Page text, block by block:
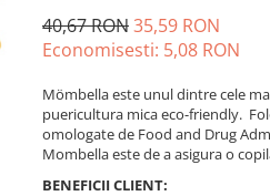
40,67 RON35,59 RON
Economisesti: 5,08 RON
Mömbella este unul dintre cele
puericultura mica eco-friendly.
omologate de Food and Drug
Mombella este de a asigura o
BENEFICII CLIENT: